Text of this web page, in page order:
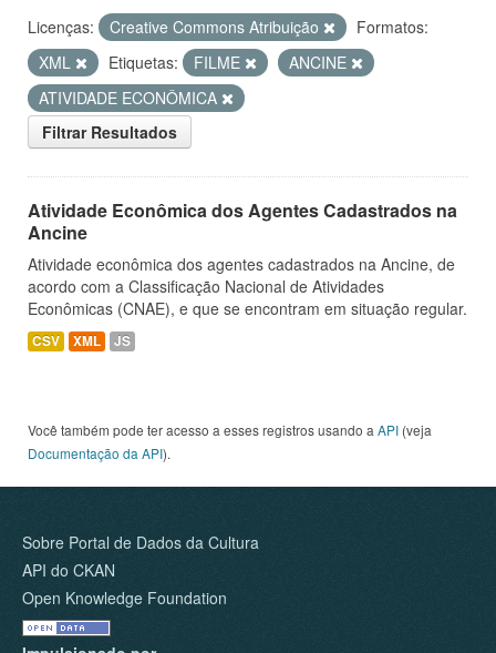
Licenças: Creative Commons Atribuição
Formatos:
XML
Etiquetas: FILME
ANCINE
ATIVIDADE ECONÔMICA
Filtrar Resultados
Atividade Econômica dos Agentes Cadastrados na
Ancine
Atividade econômica dos agentes cadastrados na Ancine, de
acordo com a Classificação Nacional de Atividades
Econômicas (CNAE), e que se encontram em situação regular.
CSV XML JS
Você também pode ter acesso a esses registros usando a API (veja
Documentação da API).
Sobre Portal de Dados da Cultura
API do CKAN
Open Knowledge Foundation